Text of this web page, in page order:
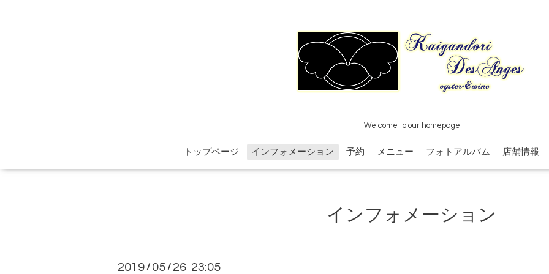
Welcome to our homepage
トップページ インフォメーション 予約 メニュー フォトアルバム 店舗情報
インフォメーション
2019 / 05 / 26 23:05